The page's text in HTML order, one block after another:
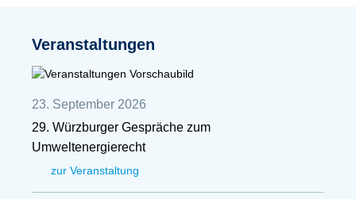
Veranstaltungen
23. September 2026
29. Würzburger Gespräche zum
Umweltenergierecht
zur Veranstaltung